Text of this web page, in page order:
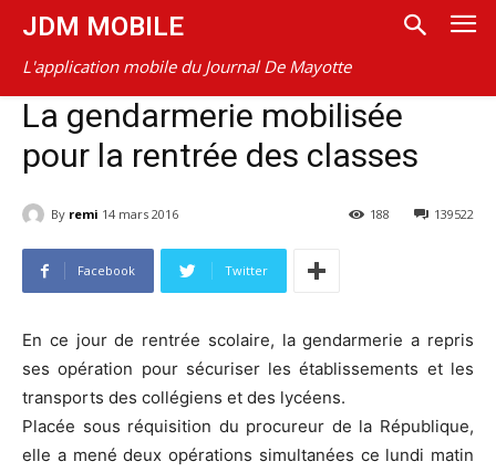
JDM MOBILE
L'application mobile du Journal De Mayotte
La gendarmerie mobilisée
pour la rentrée des classes
By remi 14 mars 2016 139522
188
Facebook Twitter
En ce jour de rentrée scolaire, la gendarmerie a repris
ses opération pour sécuriser les établissements et les
transports des collégiens et des lycéens.
Placée sous réquisition du procureur de la République,
elle a mené deux opérations simultanées ce lundi matin